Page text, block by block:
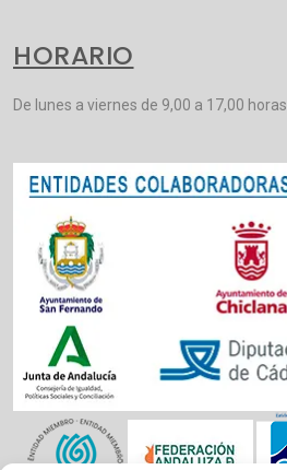
HORARIO
De lunes a viernes de 9,00 a 17,00 horas